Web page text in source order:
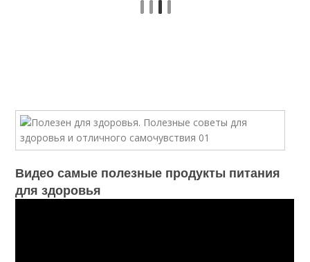
Видео самые полезные продукты питания
для здоровья